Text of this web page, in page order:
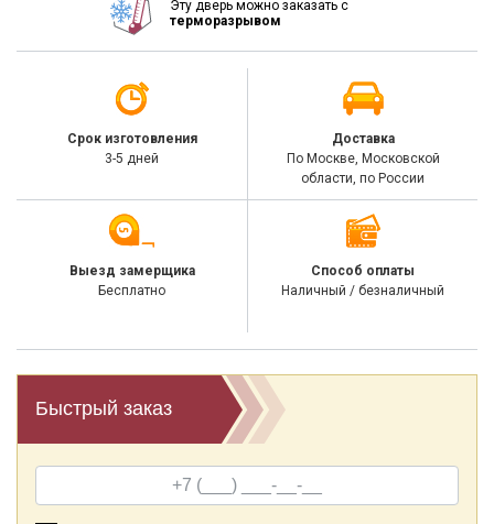
Эту дверь можно заказать с
терморазрывом
Срок изготовления
3-5 дней
Доставка
По Москве, Московской
области, по России
Выезд замерщика
Бесплатно
Способ оплаты
Наличный / безналичный
Быстрый заказ